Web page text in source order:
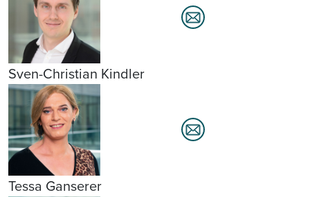
Sven-Christian Kindler
Tessa Ganserer